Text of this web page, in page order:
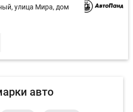
улица Мира, дом
авто